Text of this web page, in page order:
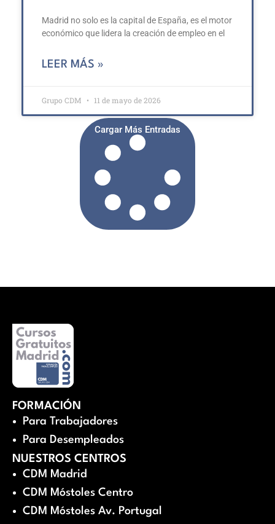
Madrid no solo es la capital de España, es el motor
económico que lidera la creación de empleo en el
LEER MÁS »
Grupo CDM 11 de mayo de 2026
Cargar Más Entradas
FORMACIÓN
Para Trabajadores
Para Desempleados
NUESTROS CENTROS
CDM Madrid
CDM Móstoles Centro
CDM Móstoles Av. Portugal